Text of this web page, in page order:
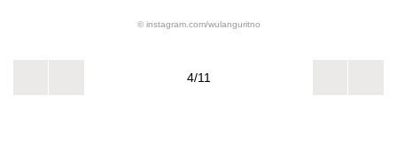
© instagram.com/wulanguritno
4/11